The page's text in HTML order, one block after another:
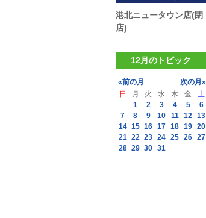
港北ニュータウン店(閉
店)
12月のトピック
«前の月
次の月»
日
月 火 水 木 金
土
1
2 3 4 5
6
7
8 9 10 11 12 13
14 15 16 17 18 19 20
21 22 23 24 25 26 27
28 29 30 31